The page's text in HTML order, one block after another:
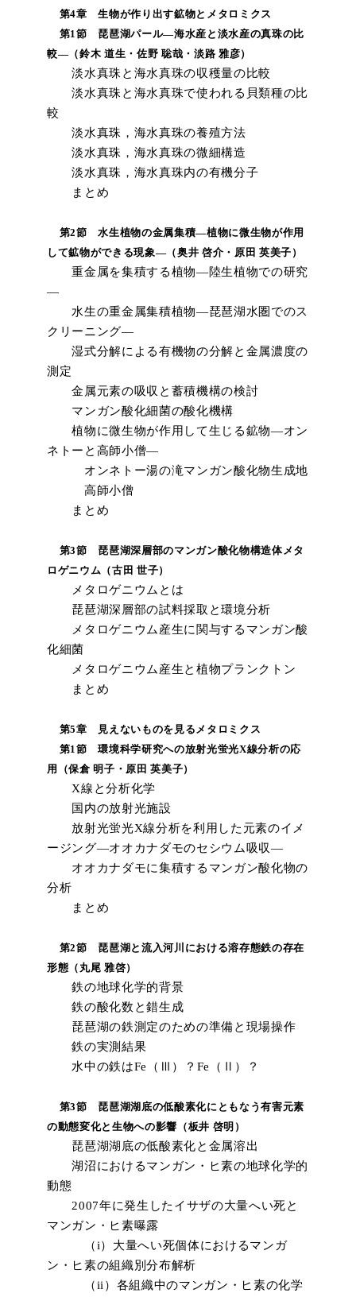
第4章 生物が作り出す鉱物とメタロミクス
第1節 琵琶湖パール―海水産と淡水産の真珠の比
較―（鈴木 道生・佐野 聡哉・淡路 雅彦）
淡水真珠と海水真珠の収穫量の比較
淡水真珠と海水真珠で使われる貝類種の比
較
淡水真珠，海水真珠の養殖方法
淡水真珠，海水真珠の微細構造
淡水真珠，海水真珠内の有機分子
まとめ
第2節 水生植物の金属集積―植物に微生物が作用
して鉱物ができる現象―（奥井 啓介・原田 英美子）
重金属を集積する植物―陸生植物での研究
―
水生の重金属集積植物―琵琶湖水圏でのス
クリーニング―
湿式分解による有機物の分解と金属濃度の
測定
金属元素の吸収と蓄積機構の検討
マンガン酸化細菌の酸化機構
植物に微生物が作用して生じる鉱物―オン
ネトーと高師小僧―
オンネトー湯の滝マンガン酸化物生成地
高師小僧
まとめ
第3節 琵琶湖深層部のマンガン酸化物構造体メタ
ロゲニウム（古田 世子）
メタロゲニウムとは
琵琶湖深層部の試料採取と環境分析
メタロゲニウム産生に関与するマンガン酸
化細菌
メタロゲニウム産生と植物プランクトン
まとめ
第5章 見えないものを見るメタロミクス
第1節 環境科学研究への放射光蛍光X線分析の応
用（保倉 明子・原田 英美子）
X線と分析化学
国内の放射光施設
放射光蛍光X線分析を利用した元素のイメ
ージング―オオカナダモのセシウム吸収―
オオカナダモに集積するマンガン酸化物の
分析
まとめ
第2節 琵琶湖と流入河川における溶存態鉄の存在
形態（丸尾 雅啓）
鉄の地球化学的背景
鉄の酸化数と錯生成
琵琶湖の鉄測定のための準備と現場操作
鉄の実測結果
水中の鉄はFe（Ⅲ）？Fe（Ⅱ）？
第3節 琵琶湖湖底の低酸素化にともなう有害元素
の動態変化と生物への影響（板井 啓明）
琵琶湖湖底の低酸素化と金属溶出
湖沼におけるマンガン・ヒ素の地球化学的
動態
2007年に発生したイサザの大量へい死と
マンガン・ヒ素曝露
（i）大量へい死個体におけるマンガ
ン・ヒ素の組織別分布解析
（ii）各組織中のマンガン・ヒ素の化学